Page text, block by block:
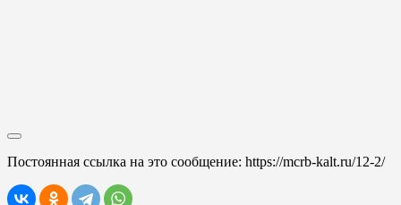
Постоянная ссылка на это сообщение: https://mcrb-kalt.ru/12-2/